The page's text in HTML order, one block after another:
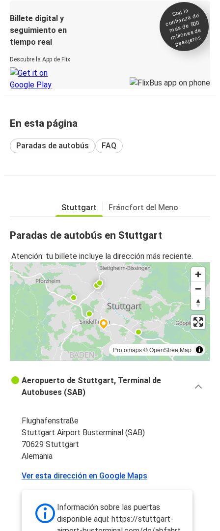
Billete digital y
seguimiento en
tiempo real
Descubre la App de Flix
Con la
confianza de
más de 500
millones de
pasajeros
En esta página
Paradas de autobús FAQ
Stuttgart Fráncfort del Meno
Paradas de autobús en Stuttgart
Atención: tu billete incluye la dirección más reciente.
Protomaps©OpenStreetMap
Aeropuerto de Stuttgart, Terminal de
Autobuses (SAB)
Flughafenstraße
Stuttgart Airport Busterminal (SAB)
70629 Stuttgart
Alemania
Ver esta dirección en Google Maps
Información sobre las puertas
disponible aquí: https://stuttgart-